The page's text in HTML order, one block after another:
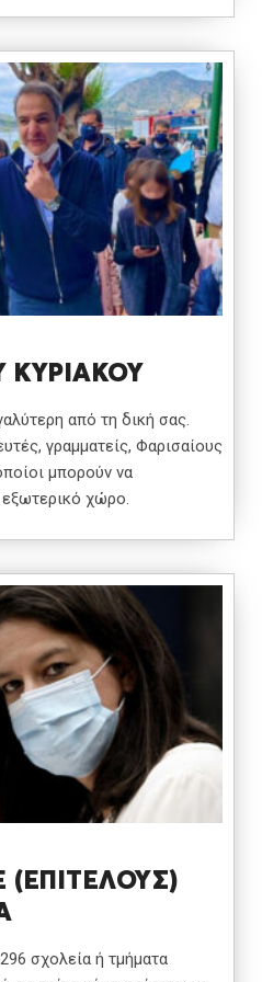
ΚΥΡΙΑΚΟΥ
από τη δική σας.
γραμματείς, Φαρισαίους
μπορούν να
χώρο.
(ΕΠΙΤΕΛΟΥΣ)
σχολεία ή τμήματα